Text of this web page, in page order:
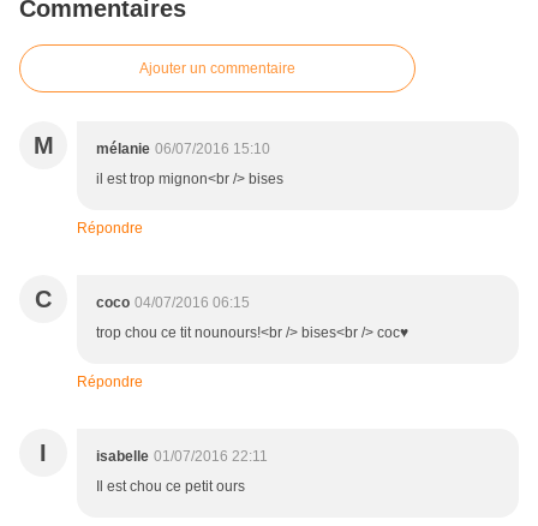
Commentaires
Ajouter un commentaire
M mélanie 06/07/2016 15:10
il est trop mignon<br /> bises
Répondre
C coco 04/07/2016 06:15
trop chou ce tit nounours!<br /> bises<br /> coc♥
Répondre
I isabelle 01/07/2016 22:11
Il est chou ce petit ours